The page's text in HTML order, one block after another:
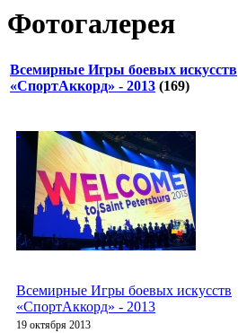
Фотогалерея
Всемирные Игры боевых искусств
«СпортАккорд» - 2013 (169)
Всемирные Игры боевых искусств
«СпортАккорд» - 2013
19 октября 2013